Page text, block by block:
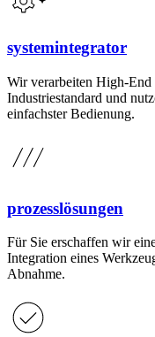
systemintegrator
Wir verarbeiten High-End
Industriestandard und
einfachster Bedienung.
prozesslösungen
Für Sie erschaffen wir
Integration eines
Abnahme.